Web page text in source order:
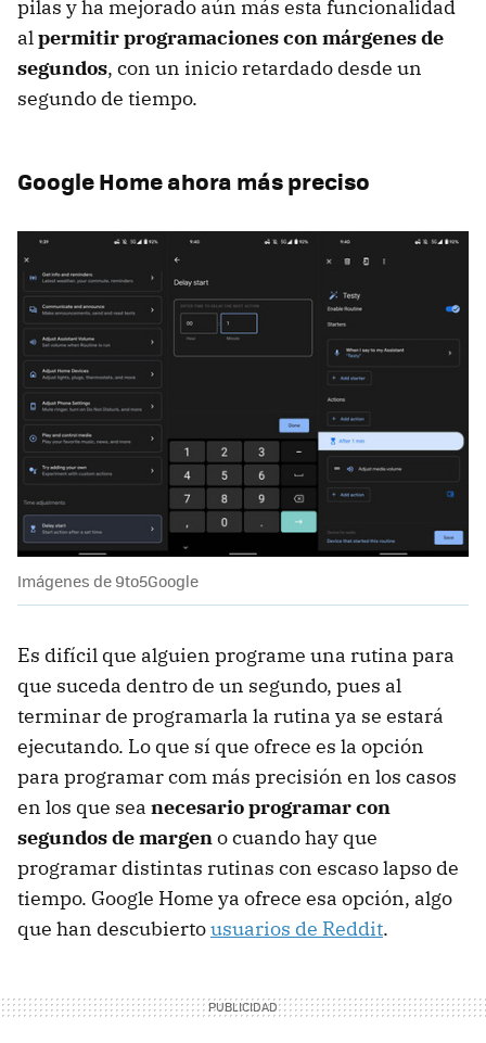
pilas y ha mejorado aún más esta funcionalidad
al permitir programaciones con márgenes de
segundos, con un inicio retardado desde un
segundo de tiempo.
Google Home ahora más preciso
Imágenes de 9to5Google
Es difícil que alguien programe una rutina para
que suceda dentro de un segundo, pues al
terminar de programarla la rutina ya se estará
ejecutando. Lo que sí que ofrece es la opción
para programar com más precisión en los casos
en los que sea necesario programar con
segundos de margeno cuando hay que
programar distintas rutinas con escaso lapso de
tiempo. Google Home ya ofrece esa opción, algo
que han descubiertousuarios de Reddit.